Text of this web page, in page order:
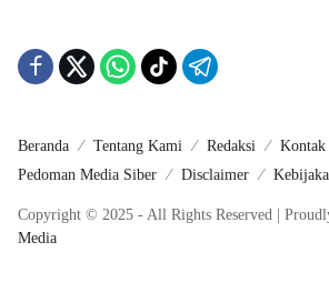
Beranda Tentang Kami Redaksi
Pedoman Media Siber
Disclaimer
Copyright © 2025 - All Rights Reserved |
Media